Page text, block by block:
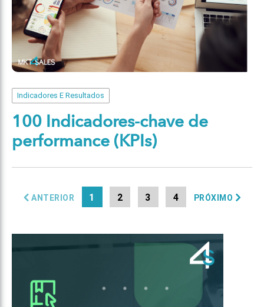
Indicadores E Resultados
100 Indicadores-chave de
performance (KPIs)
ANTERIOR 1 2 3 4 PRÓXIMO